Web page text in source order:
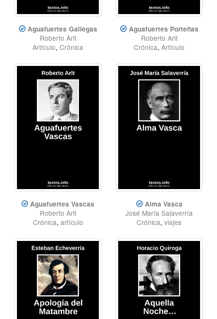
Aguafuertes Gallegas
Roberto Arlt
Artículo, Crónica
Aguafuertes Porteñas
Roberto Arlt
Crónica, Artículo
Aguafuertes Vascas
Roberto Arlt
Crónica, artículo
Alma Vasca
José María Salaverría
Crónica, viajes